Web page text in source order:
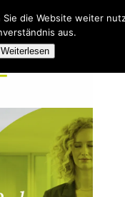
die Website weiter
aus.
Weiterlesen